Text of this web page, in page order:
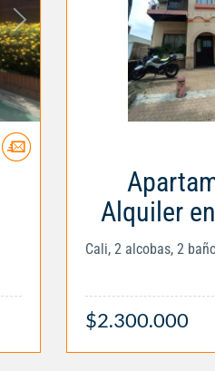
Alquiler
Cali, 2 alcobas, 2
$2.300.000